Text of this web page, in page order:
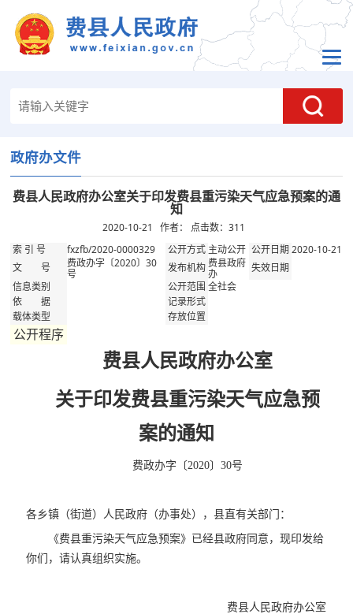
政府办文件
费县人民政府办公室关于印发费县重污染天气应急预案的通
知
2020-10-21 作者： 点击数：311
索 引 号 fxzfb/2020-0000329 公开方式 主动公开 公开日期2020-10-21
文 号
费政办字〔2020〕30
号
发布机构费县政府
办
失效日期
信息类别
公开范围全社会
依 据
记录形式
载体类型
存放位置
公开程序
费县人民政府办公室
关于印发费县重污染天气应急预
案的通知
费政办字〔2020〕30号
各乡镇（街道）人民政府（办事处），县直有关部门：
《费县重污染天气应急预案》已经县政府同意，现印发给
你们，请认真组织实施。
费县人民政府办公室